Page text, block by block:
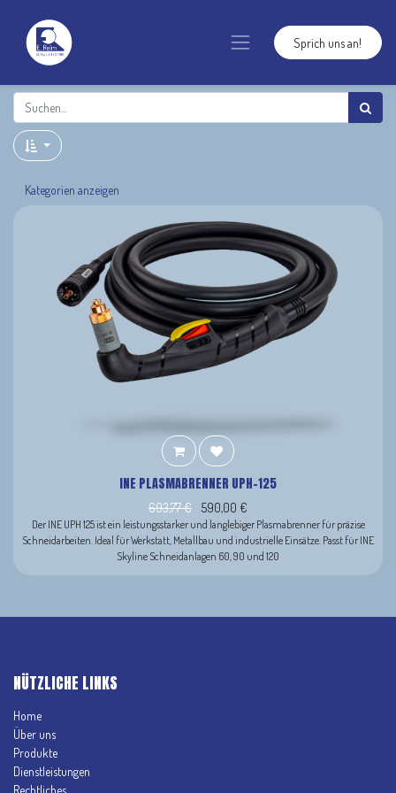
Sprich uns an!
Kategorien anzeigen
INE PLASMABRENNER UPH-125
693,77€ 590,00 €
Der INE UPH 125 ist ein leistungsstarker und langlebiger Plasmabrenner für präzise
Schneidarbeiten. Ideal für Werkstatt, Metallbau und industrielle Einsätze. Passt für INE
Skyline Schneidanlagen 60, 90 und 120
NÜTZLICHE LINKS
Home
Über uns
Produkte
Dienstleistungen
Rechtliches